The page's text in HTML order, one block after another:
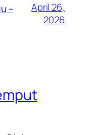
–
April 26,
2026